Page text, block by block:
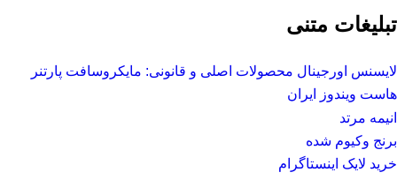
تبلیغات متنی
لایسنس اورجینال محصولات اصلی و قانونی: مایکروسافت پارتنر
هاست ویندوز ایران
انیمه مرتد
برنج وکیوم شده
خرید لایک اینستاگرام